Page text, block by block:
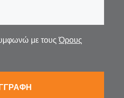
με τουςΌρους